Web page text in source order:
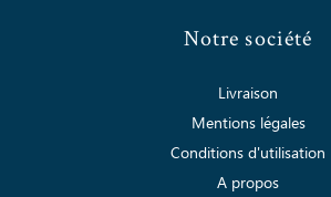
Notre société
Livraison
Mentions légales
Conditions d'utilisation
A propos